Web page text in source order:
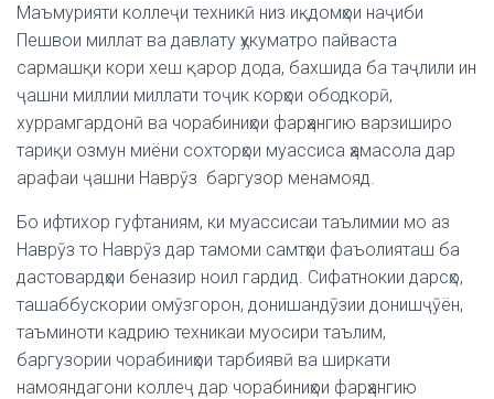
Маъмурияти коллеҷи техникӣ низ иқдомҳои наҷиби
Пешвои миллат ва давлату ҳукуматро пайваста
сармашқи кори хеш қарор дода, бахшида ба таҷлили ин
ҷашни миллии миллати тоҷик корҳои ободкорӣ,
хуррамгардонӣ ва чорабиниҳои фарҳангию варзиширо
тариқи озмун миёни сохторҳои муассиса ҳамасола дар
арафаи ҷашни Наврӯз баргузор менамояд.
Бо ифтихор гуфтаниям, ки муассисаи таълимии мо аз
Наврӯз то Наврӯз дар тамоми самтҳои фаъолияташ ба
дастовардҳои беназир ноил гардид. Сифатнокии дарсҳо,
ташаббускории омӯзгорон, донишандӯзии донишҷӯён,
таъминоти кадрию техникаи муосири таълим,
баргузории чорабиниҳои тарбиявӣ ва ширкати
намояндагони коллеҷ дар чорабиниҳои фарҳангию